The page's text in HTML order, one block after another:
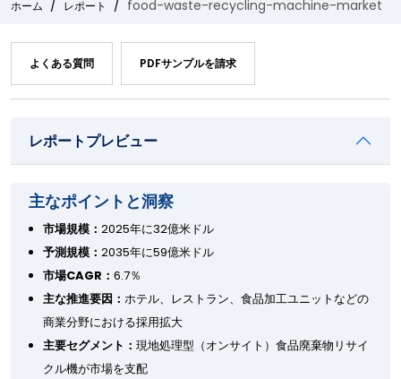
ホーム レポート food-waste-recycling-machine-market
よくある質問 PDFサンプルを請求
レポートプレビュー
主なポイントと洞察
市場規模： 2025年に32億米ドル
予測規模： 2035年に59億米ドル
市場CAGR： 6.7％
主な推進要因： ホテル、レストラン、食品加工ユニットなどの
商業分野における採用拡大
主要セグメント： 現地処理型（オンサイト）食品廃棄物リサイ
クル機が市場を支配